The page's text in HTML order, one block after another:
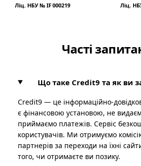
Ліц. НБУ № IF 000219
Ліц.
Часті
Що таке Credit9 та як ви
Credit9 — це інформаційно-
є фінансовою установою, не
приймаємо платежів. Сервіс
користувачів. Ми отримуємо
партнерів за переходи на їхні
того, чи отримаєте ви позику.